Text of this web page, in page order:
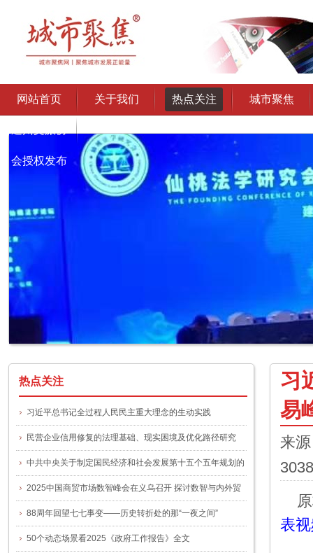
网站首页 关于我们 热点关注 城市聚焦
会授权发布
习
易
来
3038
表
热点关注
习近平总书记全过程人民民主重大理念的生动实践
民营企业信用修复的法理基础、现实困境及优化路径研究
中共中央关于制定国民经济和社会发展第十五个五年规划的
建议
2025中国商贸市场数智峰会在义乌召开 探讨数智与内外贸
融合新路径
88周年回望七七事变——历史转折处的那“一夜之间”
50个动态场景看2025《政府工作报告》全文